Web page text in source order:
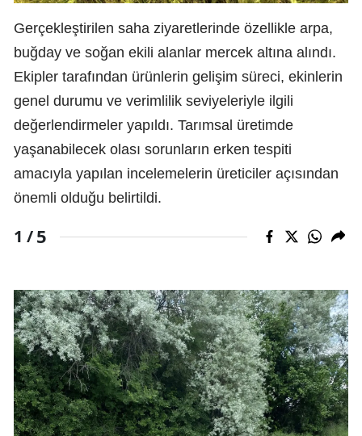
Gerçekleştirilen saha ziyaretlerinde özellikle arpa,
buğday ve soğan ekili alanlar mercek altına alındı.
Ekipler tarafından ürünlerin gelişim süreci, ekinlerin
genel durumu ve verimlilik seviyeleriyle ilgili
değerlendirmeler yapıldı. Tarımsal üretimde
yaşanabilecek olası sorunların erken tespiti
amacıyla yapılan incelemelerin üreticiler açısından
önemli olduğu belirtildi.
1 /5